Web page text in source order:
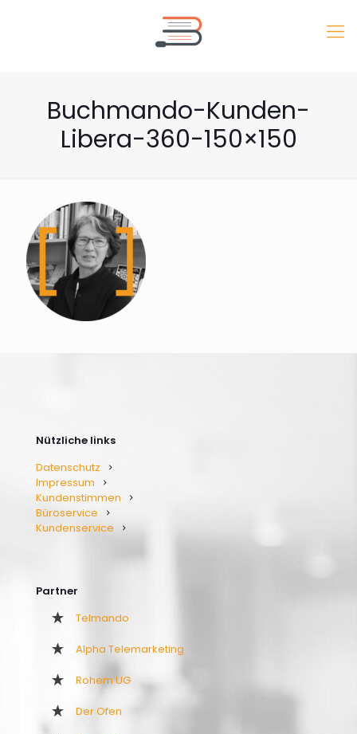
Buchmando-Kunden-
Libera-360-150×150
Nützliche links
Datenschutz
Impressum
Kundenstimmen
Büroservice
Kundenservice
Partner
Telmando
Alpha Telemarketing
Rohem UG
Der Ofen